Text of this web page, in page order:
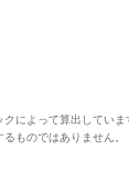
によって算出していま
ものではありません。